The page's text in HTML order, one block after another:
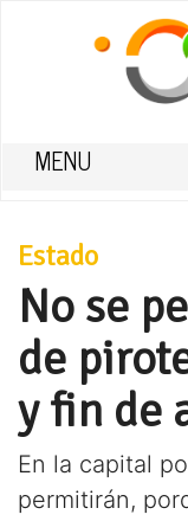
MENU
Estado
No se
de
y fin de
En la capital
permitirán,